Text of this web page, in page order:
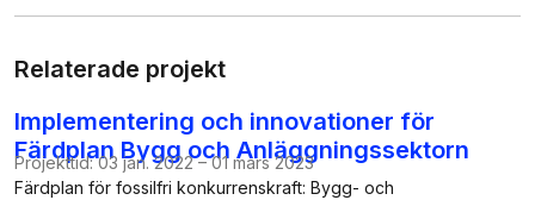
Relaterade projekt
Implementering och innovationer för
Färdplan Bygg och Anläggningssektorn
Projekttid: 03 jan. 2022 – 01 mars 2023
Färdplan för fossilfri konkurrenskraft: Bygg- och